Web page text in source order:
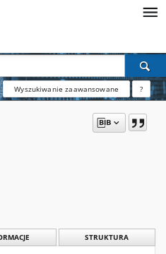
Wyszukiwanie zaawansowane ?
STRUKTURA